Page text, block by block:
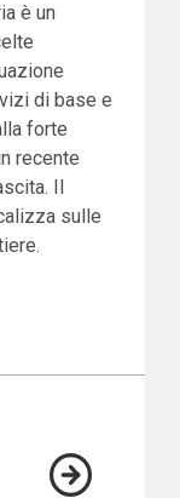
è un
di base e
forte
recente
Il
sulle